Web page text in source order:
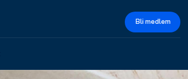
Bli medlem